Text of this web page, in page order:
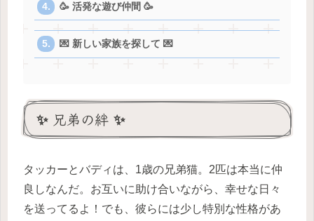
🥳 活発な遊び仲間 🥳
💌 新しい家族を探して 💌
✨ 兄弟の絆 ✨
タッカーとバディは、1歳の兄弟猫。2匹は本当に仲
良しなんだ。お互いに助け合いながら、幸せな日々
を送ってるよ！でも、彼らには少し特別な性格があ